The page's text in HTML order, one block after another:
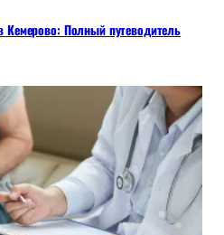
Кемерово: Полный путеводитель